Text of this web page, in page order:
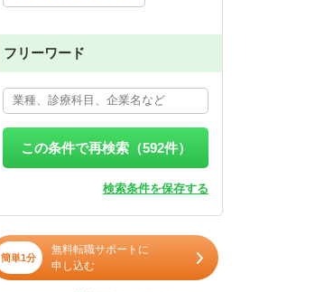
フリーワード
この条件で再検索（592件）
検索条件を保存する
簡単1分
無料転職サポートに
申し込む